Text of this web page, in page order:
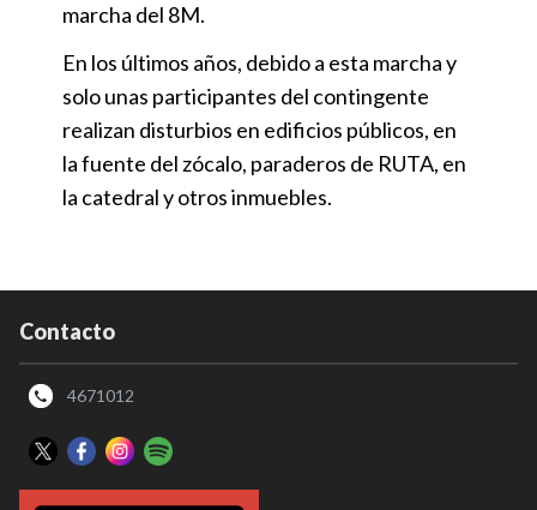
marcha del 8M.
En los últimos años, debido a esta marcha y
solo unas participantes del contingente
realizan disturbios en edificios públicos, en
la fuente del zócalo, paraderos de RUTA, en
la catedral y otros inmuebles.
Contacto
4671012